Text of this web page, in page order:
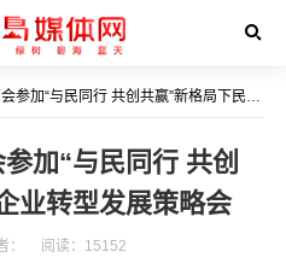
民同行 共创共赢”新格局下民营企业转型发展策略会
加“与民同行 共创
业转型发展策略会
： 阅读： 15152